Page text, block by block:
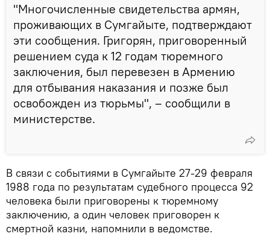
"Многочисленные свидетельства армян,
проживающих в Сумгайыте, подтверждают
эти сообщения. Григорян, приговоренный
решением суда к 12 годам тюремного
заключения, был перевезен в Армению
для отбывания наказания и позже был
освобожден из тюрьмы", – сообщили в
министерстве.
В связи с событиями в Сумгайыте 27-29 февраля
1988 года по результатам судебного процесса 92
человека были приговорены к тюремному
заключению, а один человек приговорен к
смертной казни, напомнили в ведомстве.